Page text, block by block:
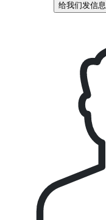
给我们发信息